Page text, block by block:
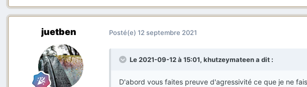
juetben Posté(e) 12 septembre 2021
Le 2021-09-12 à 15:01, khutzeymateena dit :
D'abord vous faites preuve d'agressivité ce que je ne